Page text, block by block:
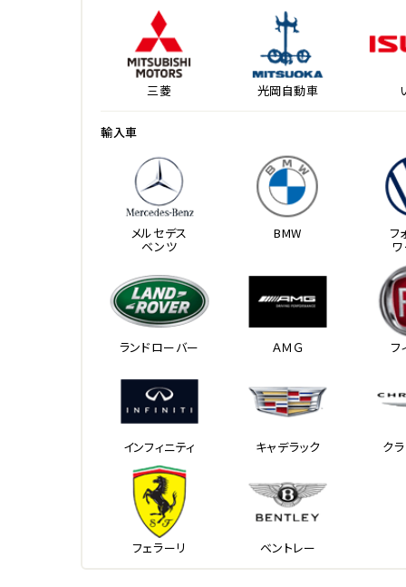
三菱 光岡自動車
輸入車
メルセデス
ベンツ
BMW フ
ランドローバー ＡＭＧ フ
インフィニティ キャデラック ク
フェラーリ ベントレー